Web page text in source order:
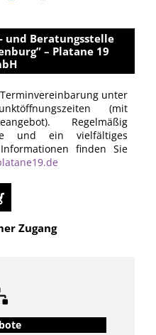
und Beratungsstelle
– Platane 19
unter
Regelmäßig
und ein vielfältiges
finden Sie
Zugang